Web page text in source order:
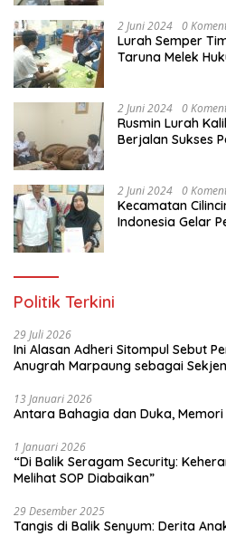
2 Juni 2024 0
Lurah Semper
Taruna Melek
2 Juni 2024 0
Rusmin Lurah
Berjalan Sukses
2 Juni 2024 0
Kecamatan
Indonesia Gelar
Politik Terkini
29 Juli 2026
Ini Alasan Adheri Sitompul Sebut
Anugrah Marpaung sebagai
13 Januari 2026
Antara Bahagia dan Duka,
1 Januari 2026
“Di Balik Seragam Security:
Melihat SOP Diabaikan”
29 Desember 2025
Tangis di Balik Senyum: Derita